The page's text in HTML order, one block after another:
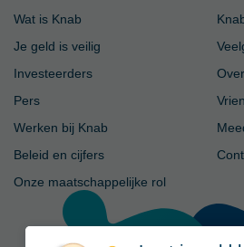
Wat is Knab
Je geld is veilig
Investeerders
Pers
Werken bij Knab
Beleid en cijfers
Onze maatschappelijke rol